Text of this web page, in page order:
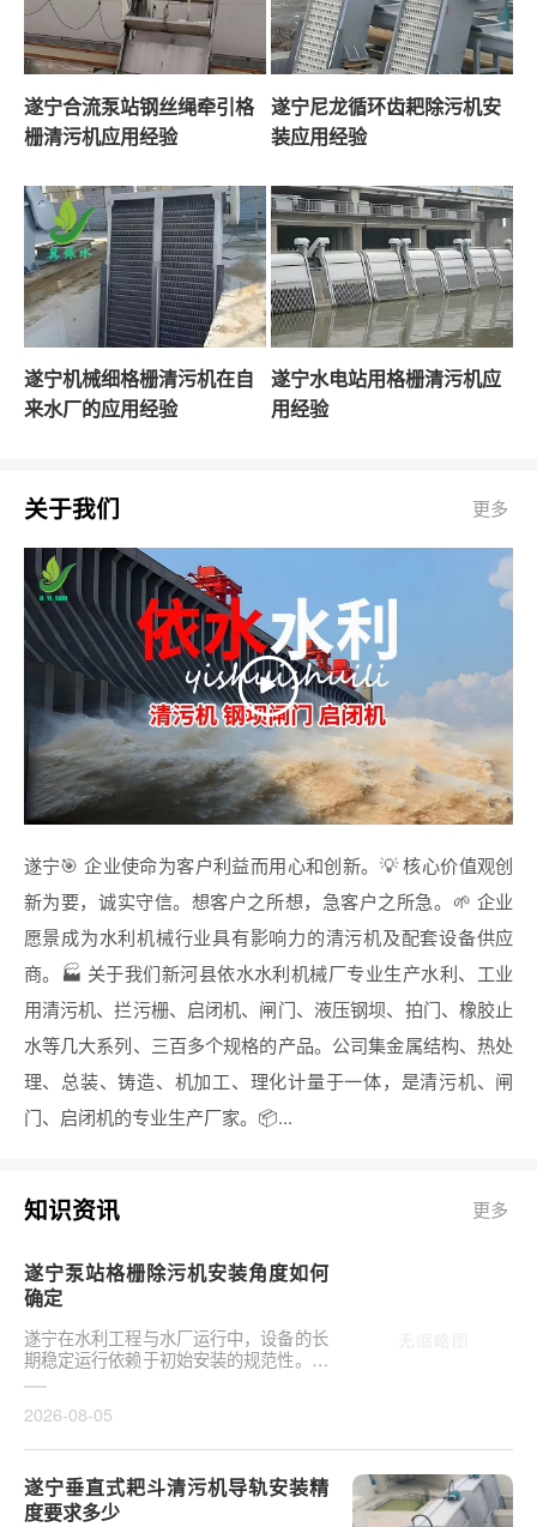
遂宁合流泵站钢丝绳牵引格
栅清污机应用经验
遂宁尼龙循环齿耙除污机安
装应用经验
遂宁机械细格栅清污机在自
来水厂的应用经验
遂宁水电站用格栅清污机应
用经验
关于我们 更多
遂宁🎯 企业使命为客户利益而用心和创新。💡 核心价值观创
新为要，诚实守信。想客户之所想，急客户之所急。🌱 企业
愿景成为水利机械行业具有影响力的清污机及配套设备供应
商。🏭 关于我们新河县依水水利机械厂专业生产水利、工业
用清污机、拦污栅、启闭机、闸门、液压钢坝、拍门、橡胶止
水等几大系列、三百多个规格的产品。公司集金属结构、热处
理、总装、铸造、机加工、理化计量于一体，是清污机、闸
门、启闭机的专业生产厂家。📦...
知识资讯 更多
遂宁泵站格栅除污机安装角度如何
确定
遂宁在水利工程与水厂运行中，设备的长
期稳定运行依赖于初始安装的规范性。对
于泵站核心拦污设备而言，其倾斜度直接
2026-08-05
遂宁垂直式耙斗清污机导轨安装精
度要求多少